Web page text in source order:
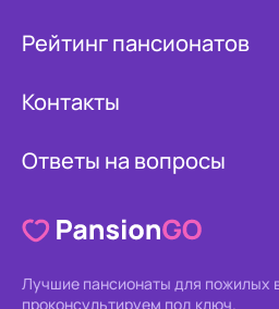
Рейтинг пансионатов
Контакты
Ответы на вопросы
Лучшие пансионаты для пожилых
проконсультируем под ключ.